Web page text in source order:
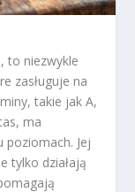
to niezwykle
zasługuje na
takie jak A,
ma
poziomach. Jej
tylko działają